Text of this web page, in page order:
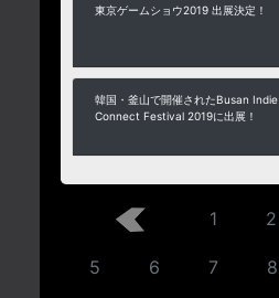
東京ゲームショウ2019 出展決定！
韓国・釜山で開催されたBusan Indie
Connect Festival 2019に出展！
1 2
5 6 7 8